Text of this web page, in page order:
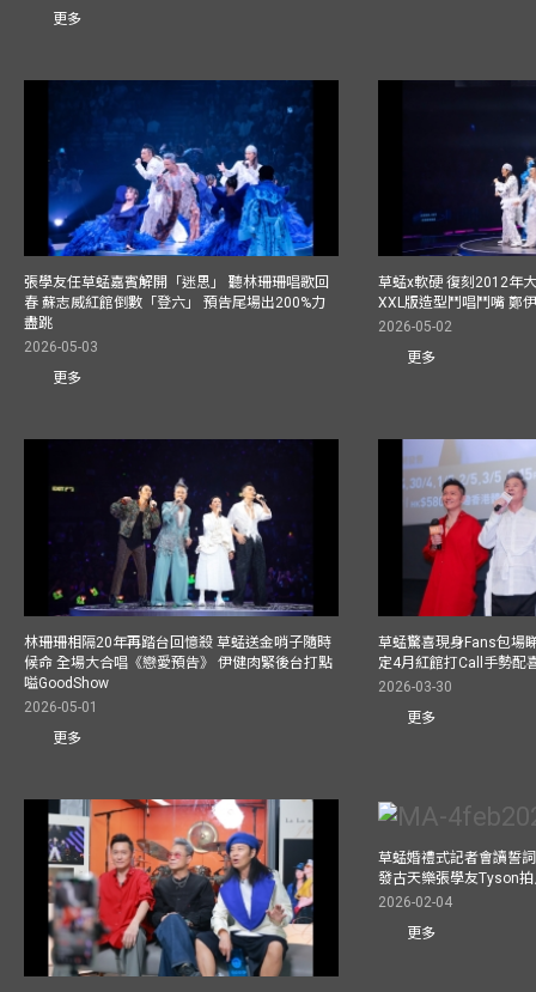
更多
張學友任草蜢嘉賓解開「迷思」 聽林珊珊唱歌回
春 蘇志威紅館倒數「登六」 預告尾場出200%力
盡跳
2026-05-03
更多
草蜢x軟硬 復刻2012年
XXL版造型鬥唱鬥嘴 鄭
2026-05-02
更多
林珊珊相隔20年再踏台回憶殺 草蜢送金哨子隨時
候命 全場大合唱《戀愛預告》 伊健肉緊後台打點
嗌GoodShow
2026-05-01
更多
草蜢驚喜現身Fans包場
定4月紅館打Call手勢配
2026-03-30
更多
草蜢婚禮式記者會讀誓
發古天樂張學友Tyson
2026-02-04
更多